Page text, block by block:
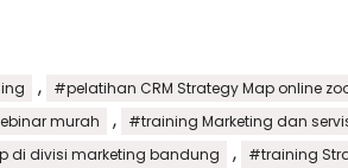
, #pelatihan CRM Strategy Map online
murah
,
#training Marketing dan
di divisi marketing bandung
, #training